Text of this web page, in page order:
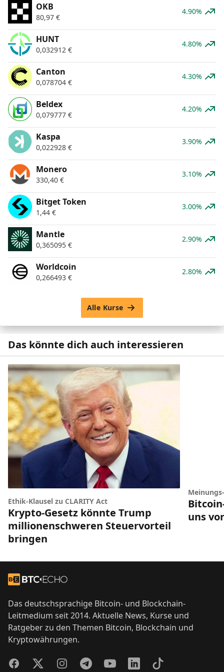
OKB
80,97 €
4.90%
HUNT
0,032912 €
4.80%
Canton
0,078704 €
4.30%
Beldex
0,079777 €
4.20%
Kaspa
0,022928 €
3.90%
Monero
330,40 €
3.10%
Bitget Token
1,44 €
3.00%
Mantle
0,365095 €
2.90%
Worldcoin
0,266493 €
2.80%
Alle Kurse
Das könnte dich auch interessieren
Ethik-Klausel zu CLARITY Act
Krypto-Gesetz könnte Trump
millionenschweren Steuervorteil
bringen
uns
Zur Startseite
Das deutschsprachige Bitcoin- und Blockchain-
Leitmedium seit 2014. Aktuelle News, Kurse und
Ratgeber zu den Themen Bitcoin, Blockchain und
Kryptowährungen.
FacebookTwitterInstagramTelegramYouTubeLinkedInTikTok